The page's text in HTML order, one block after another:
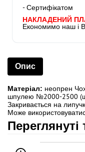
- Сертифікатом
НАКЛАДЕНИЙ
Економимо наш і
Опис
Матеріал: неопрен
шпулею №2000-2500
Закривається на
Може
Переглянуті